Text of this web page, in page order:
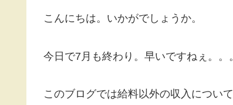
こんにちは。いかがでしょうか。
今日で7月も終わり。早いですねぇ。。。
このブログでは給料以外の収入につい